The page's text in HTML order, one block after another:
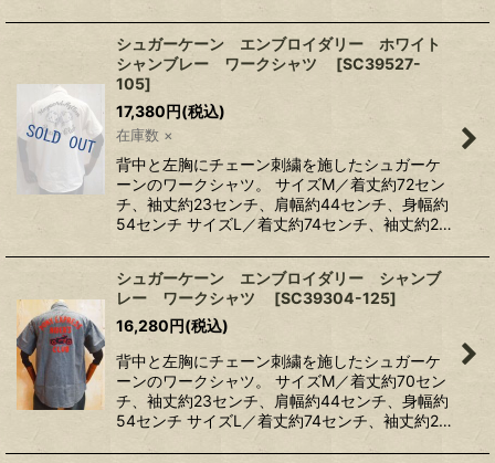
シュガーケーン エンブロイダリー ホワイト
シャンブレー ワークシャツ
[SC39527-
105]
17,380円(税込)
在庫数 ×
背中と左胸にチェーン刺繍を施したシュガーケ
ーンのワークシャツ。 サイズM／着丈約72セン
チ、袖丈約23センチ、肩幅約44センチ、身幅約
54センチ サイズL／着丈約74センチ、袖丈約2…
シュガーケーン エンブロイダリー シャンブ
レー ワークシャツ
[SC39304-125]
16,280円(税込)
背中と左胸にチェーン刺繍を施したシュガーケ
ーンのワークシャツ。 サイズM／着丈約70セン
チ、袖丈約23センチ、肩幅約44センチ、身幅約
54センチ サイズL／着丈約74センチ、袖丈約2…